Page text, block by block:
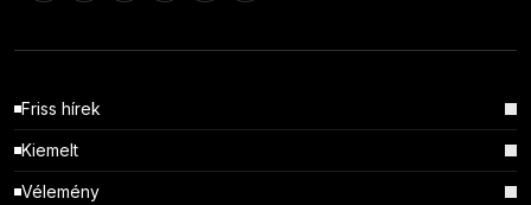
Friss hírek
Kiemelt
Vélemény